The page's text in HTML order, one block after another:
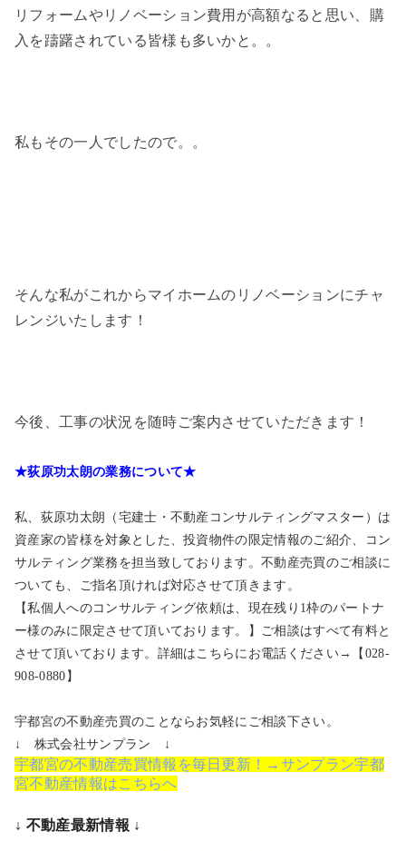
リフォームやリノベーション費用が高額なると思い、購
入を躊躇されている皆様も多いかと。。
私もその一人でしたので。。
そんな私がこれからマイホームのリノベーションにチャ
レンジいたします！
今後、工事の状況を随時ご案内させていただきます！
★荻原功太朗の業務について★
私、荻原功太朗（宅建士・不動産コンサルティングマスター）は
資産家の皆様を対象とした、投資物件の限定情報のご紹介、コン
サルティング業務を担当致しております。不動産売買のご相談に
ついても、ご指名頂ければ対応させて頂きます。
【私個人へのコンサルティング依頼は、現在残り1枠のパートナ
ー様のみに限定させて頂いております。】ご相談はすべて有料と
させて頂いております。詳細はこちらにお電話ください→【028-
908-0880】
宇都宮の不動産売買のことならお気軽にご相談下さい。
↓ 株式会社サンプラン ↓
宇都宮の不動産売買情報を毎日更新！→サンプラン宇都
宮不動産情報はこちらへ
↓ 不動産最新情報 ↓